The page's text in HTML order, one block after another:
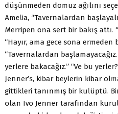
düşünmeden domuz ağılını
Amelia, “Tavernalardan
Merripen ona sert bir bakış attı.
“Hayır, ama gece sona ermeden
“Tavernalardan
yerlere bakacağız.” “Ve bu
Jenner’s, kibar beylerin kibar
gittikleri tanınmış bir kulüptü.
olan Ivo Jenner tarafından